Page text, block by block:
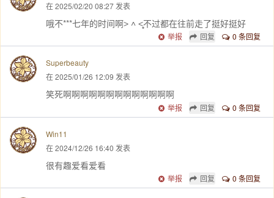
在 2025/02/20 08:27 发表
哦不***七年的时间啊˃ ˄ ˂̥̥不过都在往前走了挺好挺好
0 条回复
回复
举报
Superbeauty
在 2025/01/26 12:09 发表
笑死啊啊啊啊啊啊啊啊啊啊啊啊啊
0 条回复
回复
举报
Win11
在 2024/12/26 16:40 发表
很有趣爱看爱看
0 条回复
回复
举报